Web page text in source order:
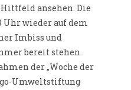
ansehen. Die
Uhr wieder auf dem
Imbiss und
bereit stehen.
der „Woche der
Umweltstiftung